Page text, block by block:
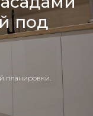
под
планировки.